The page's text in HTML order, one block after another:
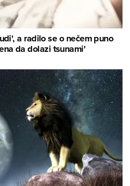
a radilo se o nečem puno
da dolazi tsunami'